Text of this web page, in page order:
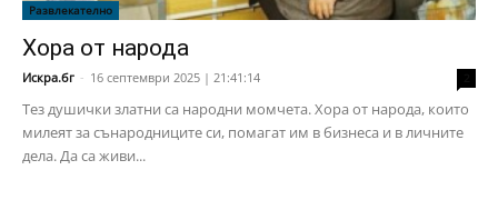
Развлекателно
Хора от народа
Искра.бг - 16 септември 2025 | 21:41:14
Тез душички златни са народни момчета. Хора от народа, които
милеят за сънародниците си, помагат им в бизнеса и в личните
дела. Да са живи...